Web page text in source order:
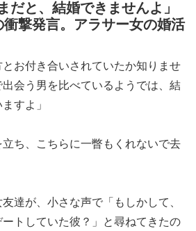
だと、結婚できませんよ」
撃発言。アラサー女の婚活
とお付き合いされていたか知りませ
会う男を比べているようでは、結
すよ」
ち、こちらに一瞥もくれないで去
達が、小さな声で「もしかして、
トしていた彼？」と尋ねてきたの